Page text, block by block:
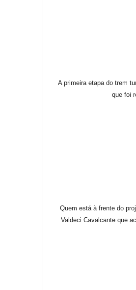
A primeira etapa do trem
que foi
Quem está à frente do
Valdeci Cavalcante que